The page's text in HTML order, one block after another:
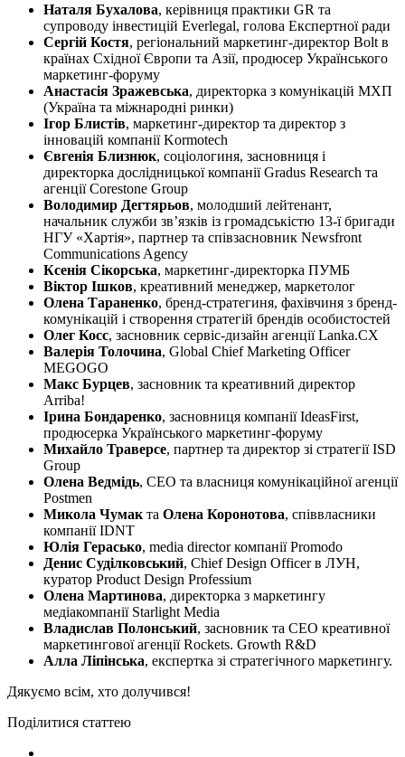
Наталя Бухалова, керівниця практики GR та
супроводу інвестицій Everlegal, голова Експертної ради
Сергій Костя, регіональний маркетинг-директор Bolt в
країнах Східної Європи та Азії, продюсер Українського
маркетинг-форуму
Анастасія Зражевська, директорка з комунікацій МХП
(Україна та міжнародні ринки)
Ігор Блистів, маркетинг-директор та директор з
інновацій компанії Kormotech
Євгенія Близнюк, соціологиня, засновниця і
директорка дослідницької компанії Gradus Research та
агенції Corestone Group
Володимир Дегтярьов, молодший лейтенант,
начальник служби зв’язків із громадськістю 13-ї бригади
НГУ «Хартія», партнер та співзасновник Newsfront
Communications Agency
Ксенія Сікорська, маркетинг-директорка ПУМБ
Віктор Ішков, креативний менеджер, маркетолог
Олена Тараненко, бренд-стратегиня, фахівчиня з бренд-
комунікацій і створення стратегій брендів особистостей
Олег Косс, засновник сервіс-дизайн агенції Lanka.CX
Валерія Толочина, Global Chief Marketing Officer
MEGOGO
Макс Бурцев, засновник та креативний директор
Arriba!
Ірина Бондаренко, засновниця компанії IdeasFirst,
продюсерка Українського маркетинг-форуму
Михайло Траверсе, партнер та директор зі стратегії ISD
Group
Олена Ведмідь, CEO та власниця комунікаційної агенції
Postmen
Микола Чумак та Олена Коронотова, співвласники
компанії IDNT
Юлія Герасько, media director компанії Promodo
Денис Суділковський, Chief Design Officer в ЛУН,
куратор Product Design Professium
Олена Мартинова, директорка з маркетингу
медіакомпанії Starlight Media
Владислав Полонський, засновник та CEO креативної
маркетингової агенції Rockets. Growth R&D
Алла Ліпінська, експертка зі стратегічного маркетингу.
Дякуємо всім, хто долучився!
Поділитися статтею